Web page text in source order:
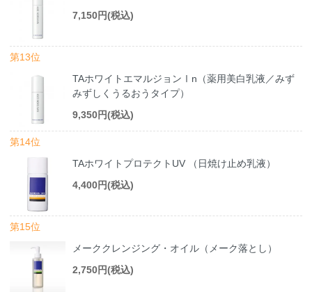
7,150円(税込)
第13位
TAホワイトエマルジョンⅠn（薬用美白乳液／みず
みずしくうるおうタイプ）
9,350円(税込)
第14位
TAホワイトプロテクトUV （日焼け止め乳液）
4,400円(税込)
第15位
メーククレンジング・オイル（メーク落とし）
2,750円(税込)